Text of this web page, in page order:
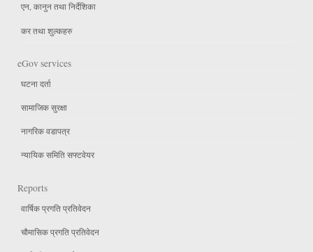
एन, कानुन तथा निर्देशिका
कर तथा शुल्कहरु
eGov services
घटना दर्ता
सामाजिक सुरक्षा
नागरिक वडापत्र
न्यायिक समिति सफ्टवेयर
Reports
वार्षिक प्रगति प्रतिवेदन
चौमासिक प्रगति प्रतिवेदन